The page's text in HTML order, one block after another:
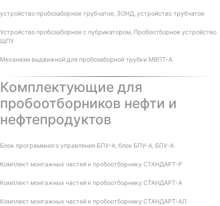
устройство пробозаборное трубчатое, ЗОНД, устройство трубчатое
Устройство пробозаборное с лубрикатором, Пробоотборное устройство
ЩПУ
Механизм выдвижной для пробозаборной трубки МВПТ-А
Комплектующие для
пробоотборников нефти и
нефтепродуктов
Блок программного управления БПУ-А, блок БПУ-А, БПУ-А
Комплект монтажных частей к пробоотборнику СТАНДАРТ-Р
Комплект монтажных частей к пробоотборнику СТАНДАРТ-А
Комплект монтажных частей к пробоотборнику СТАНДАРТ-АЛ